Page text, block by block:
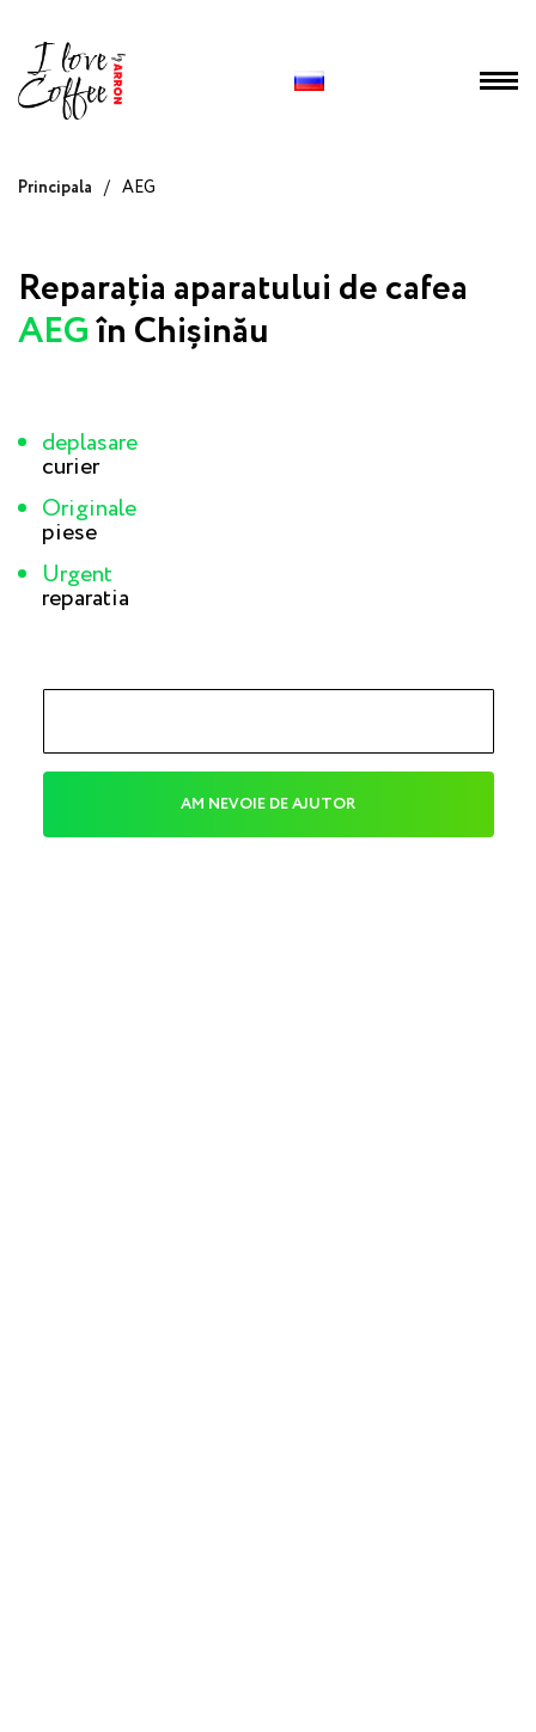
Principala / AEG
Reparația aparatului de cafea
AEGîn Chișinău
deplasare
curier
Originale
piese
Urgent
reparatia